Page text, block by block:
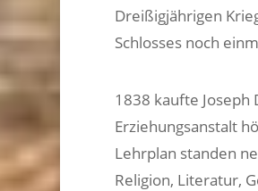
Dreißigjährigen
Schlosses noch
1838 kaufte Joseph
Erziehungsanstalt
Lehrplan standen
Religion, Literatur,